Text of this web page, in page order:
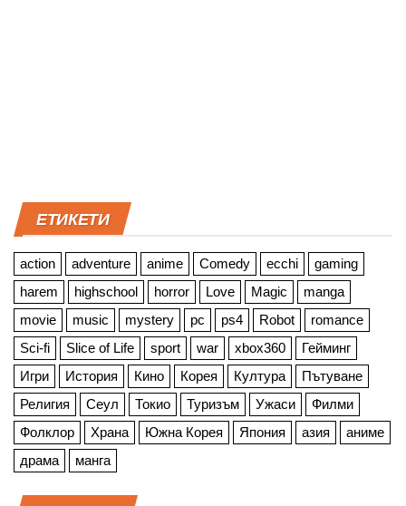
ЕТИКЕТИ
action adventure anime Comedy ecchi
gaming
harem
highschool horror Love Magic
manga
movie
music mystery pc ps4 Robot
romance
Sci-fi
Slice of Life sport war xbox360
Гейминг
Игри
История Кино Корея Култура
Пътуване
Религия
Сеул Токио Туризъм Ужаси
Филми
Фолклор
Храна Южна Корея Япония азия
аниме
драма
манга